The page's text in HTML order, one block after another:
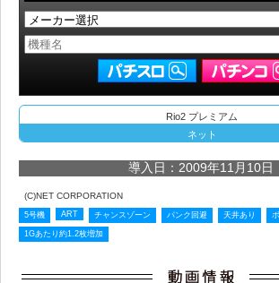
Rio2 プレミアム
ネット
導入日：2009年11月10日
(C)NET CORPORATION
5号機 ART チャンスゾーン パンク回避 天井あり
1Gあたり約1.2枚増加